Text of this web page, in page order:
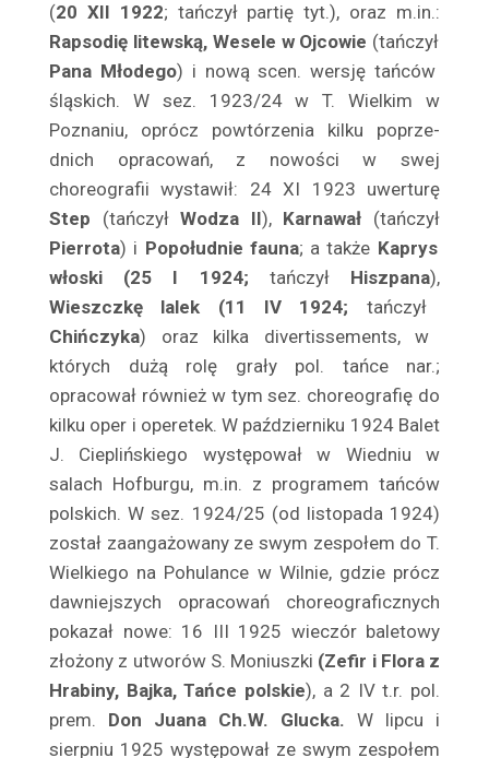
Bednarzewska Konstancja
Belina Anna
Bełkowska Halina
Belska Klara
Belski Stanisław
Benda Karol
Bender Edward
Benita Ina
Benoni Sergiusz
Berowska Jadwiga
Berson Kozłowska Izabela
Bestani Sława
Betcherowa Stefania
Beval Tadeusz
Białkowska Zofia
Białkowski Tadeusz
Białoszczyński Tadeusz
Biedrzycka Elwira
Biegański Wiktor
Bielecki Marian
Bielenia Jerzy
Bielewicz Zofia
Bielicka Maria
(20 XII 1922; tańczył partię tyt.), oraz m.in.:
Rapsodię litewską, Wesele w Ojcowie (tańczył
Pana Młodego) i nową scen. wersję tańców
śląskich. W sez. 1923/24 w T. Wiel­kim w
Poznaniu, oprócz powtórzenia kilku poprze­
dnich opracowań, z nowości w swej
choreografii wystawił: 24 XI 1923 uwerturę
Step (tańczyłWodza II), Karnawał (tańczył
Pierrota) i Popołudnie fauna; a także Kaprys
włoski (25 I 1924; tańczyłHiszpana),
Wieszczkę lalek (11 IV 1924; tańczył
Chińczyka) oraz kilka divertissements, w
których dużą rolę grały pol. tańce nar.;
opracował również w tym sez. choreografię do
kilku oper i operetek. W paź­dzierniku 1924 Balet
J. Cieplińskiego występował w Wiedniu w
salach Hofburgu, m.in. z programem tańców
polskich. W sez. 1924/25 (od listopada 1924)
został zaangażowany ze swym zespołem do T.
Wiel­kiego na Pohulance w Wilnie, gdzie prócz
dawniejszych opracowań choreograficznych
pokazał no­we: 16 III 1925 wieczór baletowy
złożony z utwo­rów S. Moniuszki (Zefir i Flora z
Hrabiny, Bajka, Tańce polskie), a 2 IV t.r. pol.
prem. Don Juana Ch.W. Glucka. W lipcu i
sierpniu 1925 występował ze swym zespołem